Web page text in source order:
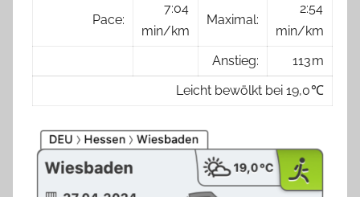
Pace:
7:04
min/km
Maximal:
2:54
min/km
Anstieg:
113 m
Leicht bewölkt bei 19,0 ℃